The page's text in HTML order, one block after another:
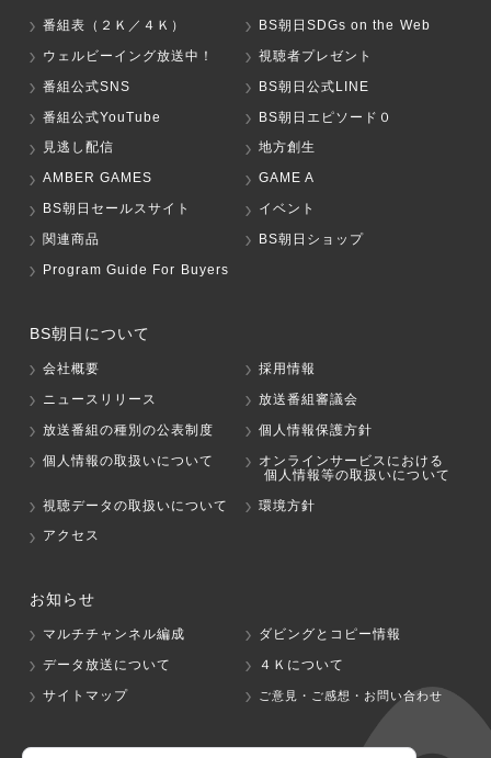
番組表（２Ｋ／４Ｋ）
BS朝日SDGs on the Web
ウェルビーイング放送中！
視聴者プレゼント
番組公式SNS
BS朝日公式LINE
番組公式YouTube
BS朝日エピソード０
見逃し配信
地方創生
AMBER GAMES
GAME A
BS朝日セールスサイト
イベント
関連商品
BS朝日ショップ
Program Guide For Buyers
BS朝日について
会社概要
採用情報
ニュースリリース
放送番組審議会
放送番組の種別の公表制度
個人情報保護方針
個人情報の取扱いについて
オンラインサービスにおける
個人情報等の取扱いについて
視聴データの取扱いについて
環境方針
アクセス
お知らせ
マルチチャンネル編成
ダビングとコピー情報
データ放送について
４Ｋについて
サイトマップ
ご意見・ご感想・お問い合わせ